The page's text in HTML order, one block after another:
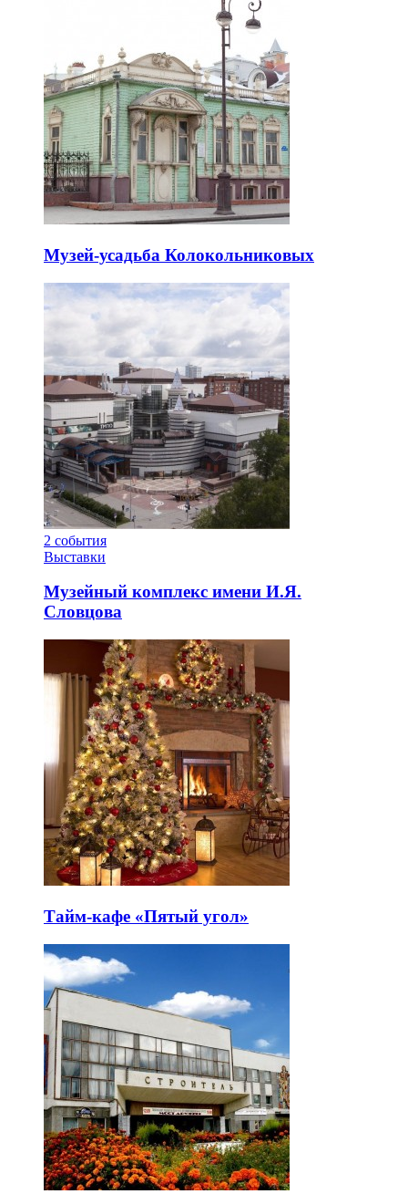
Музей-усадьба Колокольниковых
2 события
Выставки
Музейный комплекс имени И.Я.
Словцова
Тайм-кафе «Пятый угол»